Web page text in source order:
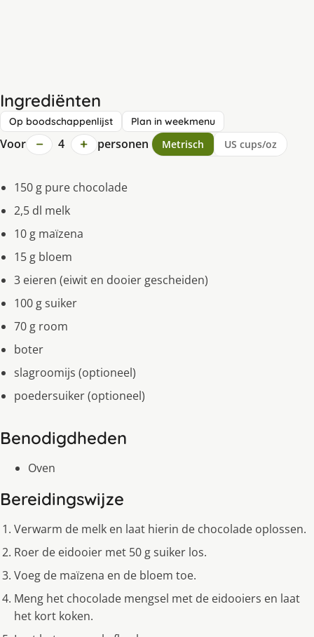
Ingrediënten
Op boodschappenlijst Plan in weekmenu
Voor − 4 + personen Metrisch US cups/oz
150 g pure chocolade
2,5 dl melk
10 g maïzena
15 g bloem
3 eieren (eiwit en dooier gescheiden)
100 g suiker
70 g room
boter
slagroomijs (optioneel)
poedersuiker (optioneel)
Benodigdheden
Oven
Bereidingswijze
Verwarm de melk en laat hierin de chocolade oplossen.
Roer de eidooier met 50 g suiker los.
Voeg de maïzena en de bloem toe.
Meng het chocolade mengsel met de eidooiers en laat
het kort koken.